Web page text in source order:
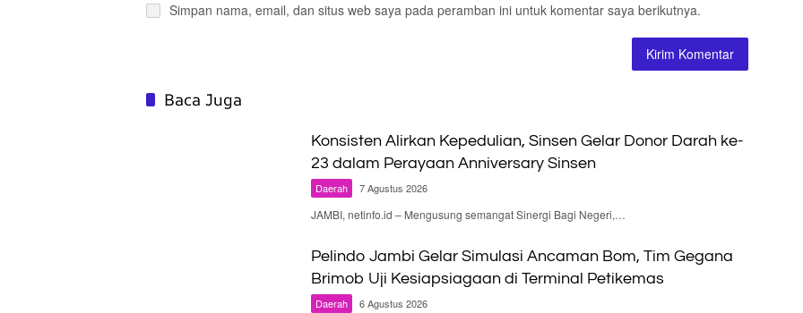
Simpan nama, email, dan situs web saya pada peramban ini untuk komentar saya berikutnya.
Baca Juga
Konsisten Alirkan Kepedulian, Sinsen Gelar Donor Darah ke-
23 dalam Perayaan Anniversary Sinsen
Daerah 7 Agustus 2026
JAMBI, netinfo.id – Mengusung semangat Sinergi Bagi Negeri,…
Pelindo Jambi Gelar Simulasi Ancaman Bom, Tim Gegana
Brimob Uji Kesiapsiagaan di Terminal Petikemas
Daerah 6 Agustus 2026